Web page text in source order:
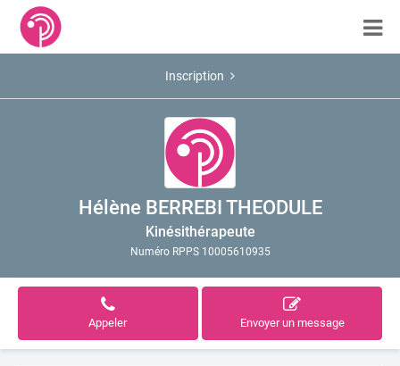
Inscription
Hélène BERREBI THEODULE
Kinésithérapeute
Numéro RPPS 10005610935
Appeler Envoyer un message